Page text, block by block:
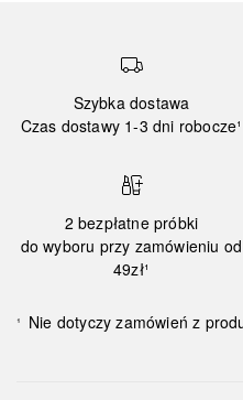
Szybka dostawa
Czas dostawy 1-3 dni robocze¹
2 bezpłatne próbki
do wyboru przy zamówieniu od
49zł¹
¹ Nie dotyczy zamówień z